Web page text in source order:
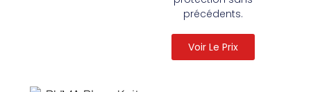
précédents.
Voir Le Prix